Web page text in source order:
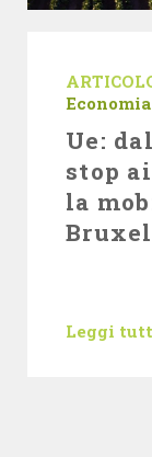
Economia
Ue:
stop
la
Leggi